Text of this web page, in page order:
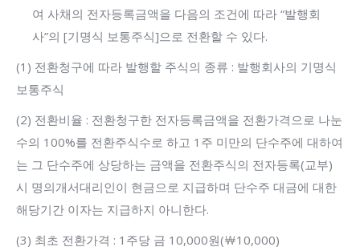
여 사채의 전자등록금액을 다음의 조건에 따라 “발행회
사”의 [기명식 보통주식]으로 전환할 수 있다.
(1) 전환청구에 따라 발행할 주식의 종류 : 발행회사의 기명식
보통주식
(2) 전환비율 : 전환청구한 전자등록금액을 전환가격으로 나눈
수의 100%를 전환주식수로 하고 1주 미만의 단수주에 대하여
는 그 단수주에 상당하는 금액을 전환주식의 전자등록(교부)
시 명의개서대리인이 현금으로 지급하며 단수주 대금에 대한
해당기간 이자는 지급하지 아니한다.
(3) 최초 전환가격 : 1주당 금 10,000원(￦10,000)